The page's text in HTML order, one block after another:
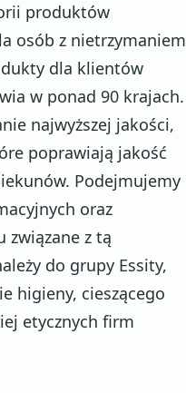
produktów
osób z nietrzymaniem
dla klientów
w ponad 90 krajach.
najwyższej jakości,
poprawiają jakość
Podejmujemy
oraz
związane z tą
do grupy Essity,
higieny, cieszącego
etycznych firm